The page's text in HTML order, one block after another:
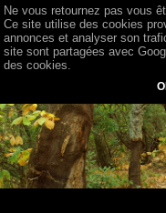
Ne vous retournez pas vous
Ce site utilise des cookies
annonces et analyser son
site sont partagées avec
des cookies.